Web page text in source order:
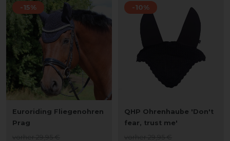
-15%
Euroriding Fliegenohren
Prag
-10%
QHP Ohrenhaube 'Don't
fear, trust me'